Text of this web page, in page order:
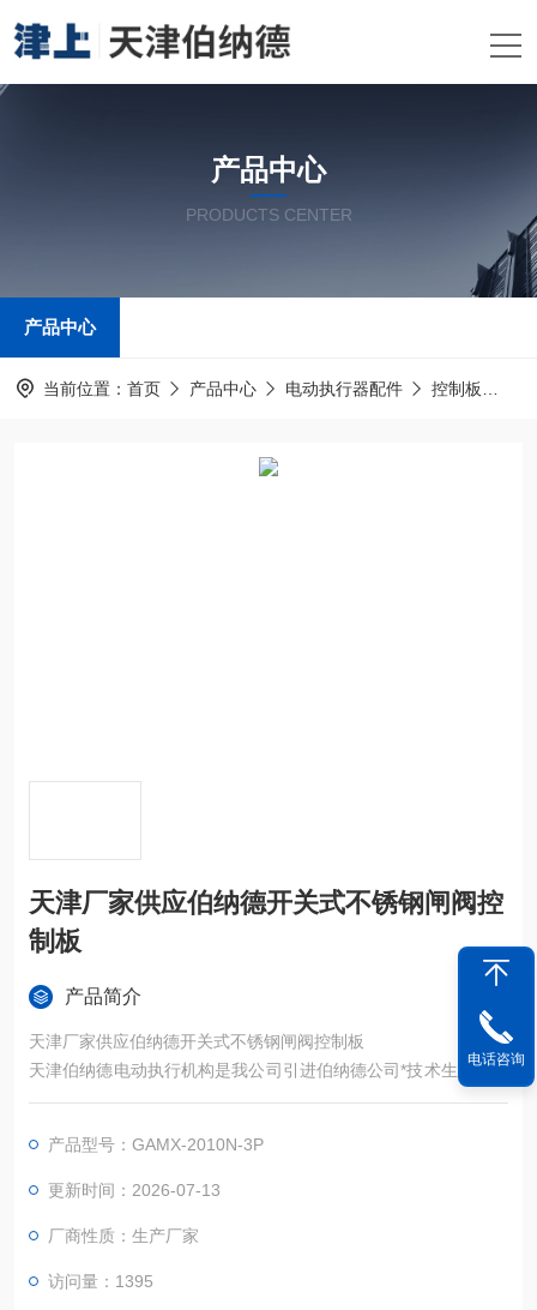
产品中心
PRODUCTS CENTER
产品中心
当前位置： 首页 产品中心 电动执行器配件 控制板
天津厂家供应伯纳德开关式不锈钢闸阀控
制板
产品简介
天津厂家供应伯纳德开关式不锈钢闸阀控制板
天津伯纳德电动执行机构是我公司引进伯纳德公司*技术生产的一
种定型产品，关键元器件全部进口，零部件的加工，元器件的筛
术要求进行，产品严格执行国家标准。
产品型号：GAMX-2010N-3P
更新时间：2026-07-13
厂商性质：生产厂家
访问量：1395
电话咨询